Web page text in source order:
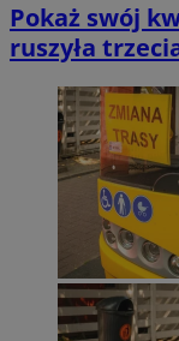
Pokaż swój
ruszyła